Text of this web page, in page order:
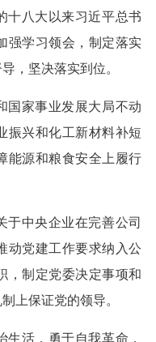
十八大以来习近平总书
强学习领会，制定落实
，坚决落实到位。
国家事业发展大局不动
振兴和化工新材料补短
能源和粮食安全上履行
于中央企业在完善公司
动党建工作要求纳入公
，制定党委决定事项和
上保证党的领导。
活，勇于自我革命，